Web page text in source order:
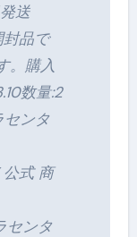
送
品で
。購入
数量:2
ンタ
式 商
センタ